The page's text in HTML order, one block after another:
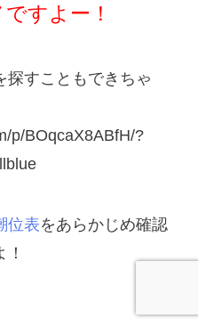
すよー！
探すこともできちゃ
p/BOqcaX8ABfH/?
位表をあらかじめ確認